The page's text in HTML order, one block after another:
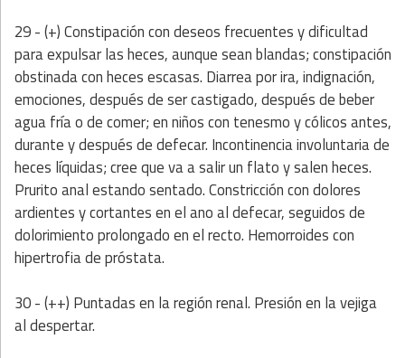
29 - (+) Constipación con deseos frecuentes y dificultad
para expulsar las heces, aunque sean blandas; constipación
obstinada con heces escasas. Diarrea por ira, indignación,
emociones, después de ser castigado, después de beber
agua fría o de comer; en niños con tenesmo y cólicos antes,
durante y después de defecar. Incontinencia involuntaria de
heces líquidas; cree que va a salir un flato y salen heces.
Prurito anal estando sentado. Constricción con dolores
ardientes y cortantes en el ano al defecar, seguidos de
dolorimiento prolongado en el recto. Hemorroides con
hipertrofia de próstata.
30 - (++) Puntadas en la región renal. Presión en la vejiga
al despertar.